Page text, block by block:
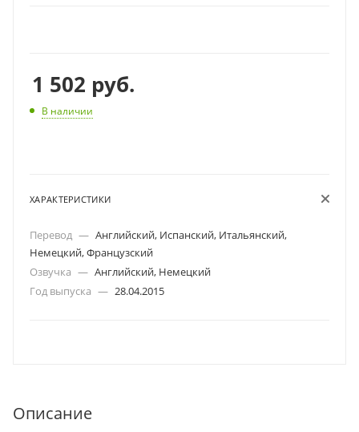
1 502 руб.
В наличии
ХАРАКТЕРИСТИКИ
Перевод — Английский, Испанский, Итальянский,
Немецкий, Французский
Озвучка — Английский, Немецкий
Год выпуска — 28.04.2015
Описание